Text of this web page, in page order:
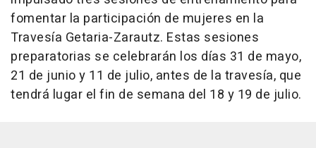
fomentar la participación de mujeres en la
Travesía Getaria-Zarautz. Estas sesiones
preparatorias se celebrarán los días 31 de mayo,
21 de junio y 11 de julio, antes de la travesía, que
tendrá lugar el fin de semana del 18 y 19 de julio.